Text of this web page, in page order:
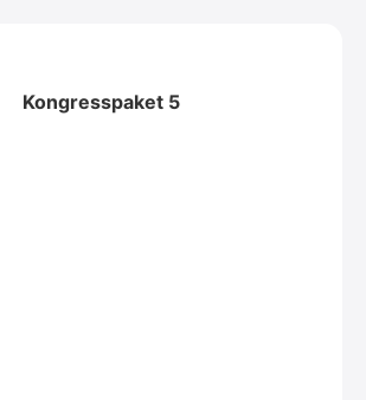
Kongresspaket 5